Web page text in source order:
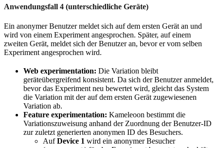
Anwendungsfall 4 (unterschiedliche Geräte)
Ein anonymer Benutzer meldet sich auf dem ersten Gerät an und
wird von einem Experiment angesprochen. Später, auf einem
zweiten Gerät, meldet sich der Benutzer an, bevor er vom selben
Experiment angesprochen wird.
Web experimentation: Die Variation bleibt
geräteübergreifend konsistent. Da sich der Benutzer anmeldet,
bevor das Experiment neu bewertet wird, gleicht das System
die Variation mit der auf dem ersten Gerät zugewiesenen
Variation ab.
Feature experimentation: Kameleoon bestimmt die
Variationszuweisung anhand der Zuordnung der Benutzer-ID
zur zuletzt generierten anonymen ID des Besuchers.
AufDevice 1 wird ein anonymer Besucher